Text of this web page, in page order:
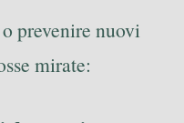
prevenire nuovi
mirate: